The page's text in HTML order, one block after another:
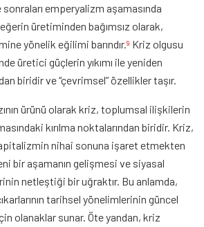
emperyalizm aşamasında
üretiminden bağımsız olarak,
yönelik eğilimi barındır. 9 Kriz olgusu
üretici güçlerin yıkımı ile yeniden
biridir ve “çevrimsel” özellikler taşır.
ürünü olarak kriz, toplumsal ilişkilerin
kırılma noktalarından biridir. Kriz,
nihai sonuna işaret etmekten
bir aşamanın gelişmesi ve siyasal
netleştiği bir uğraktır. Bu anlamda,
tarihsel yönelimlerinin güncel
olanaklar sunar. Öte yandan, kriz